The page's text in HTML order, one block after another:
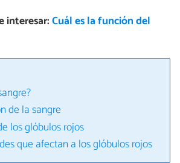
interesar:Cuál es la función del
de la sangre
los glóbulos rojos
que afectan a los glóbulos rojos